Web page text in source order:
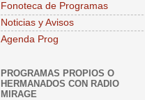
Fonoteca de Programas
Noticias y Avisos
Agenda Prog
PROGRAMAS PROPIOS O
HERMANADOS CON RADIO
MIRAGE